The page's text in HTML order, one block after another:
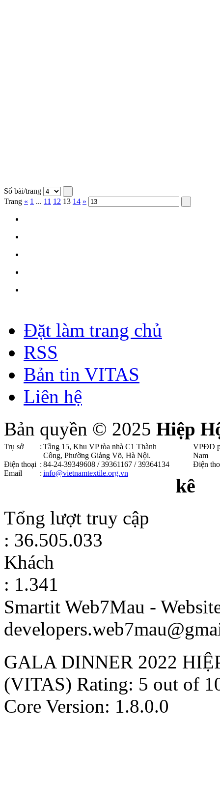
Số bài/trang
Trang « 1 ... 11 12 13 14 »
Đặt làm trang chủ
RSS
Bản tin VITAS
Liên hệ
Bản quyền © 2025 Hiệp
Trụ sở : Tầng 15, Khu VP tòa nhà C1 Thành
Công, Phường Giảng Võ, Hà Nội .
Điện thoại : 84-24-39349608 / 39361167 / 39364134
Email
: info@vietnamtextile.org.vn
VPĐD
Nam
Điện
kê
Tổng lượt truy cập
: 36.505.033
Khách
: 1.341
Smartit Web7Mau -
GALA DINNER 2022
(VITAS) Rating: 5 out of
Core Version: 1.8.0.0